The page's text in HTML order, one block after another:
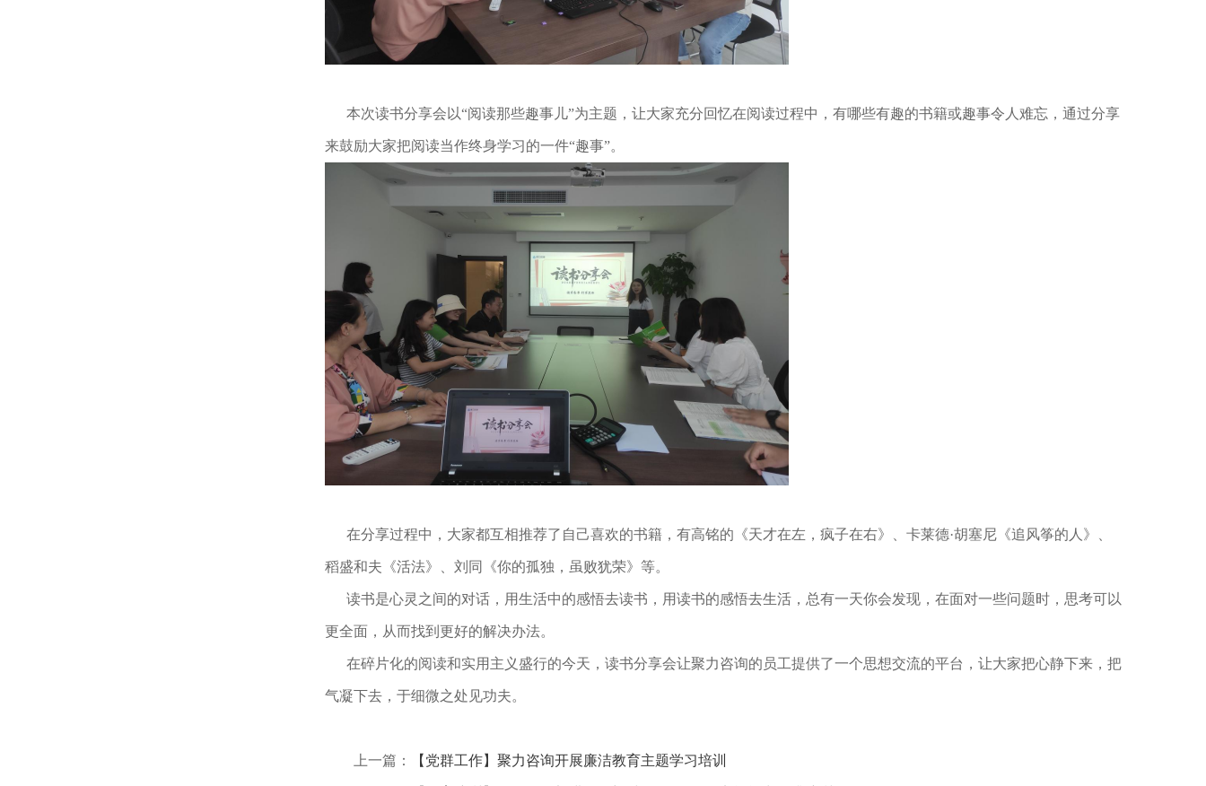
本次读书分享会以“阅读那些趣事儿”为主题，让大家充分回忆在阅读过程中，有哪些有趣的书籍或趣事令人难忘，通过分享
来鼓励大家把阅读当作终身学习的一件“趣事”。
在分享过程中，大家都互相推荐了自己喜欢的书籍，有高铭的《天才在左，疯子在右》、卡莱德·胡塞尼《追风筝的人》、
稻盛和夫《活法》、刘同《你的孤独，虽败犹荣》等。
读书是心灵之间的对话，用生活中的感悟去读书，用读书的感悟去生活，总有一天你会发现，在面对一些问题时，思考可以
更全面，从而找到更好的解决办法。
在碎片化的阅读和实用主义盛行的今天，读书分享会让聚力咨询的员工提供了一个思想交流的平台，让大家把心静下来，把
气凝下去，于细微之处见功夫。
上一篇： 【党群工作】聚力咨询开展廉洁教育主题学习培训